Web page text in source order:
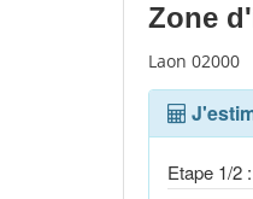
Zone
Laon 02000